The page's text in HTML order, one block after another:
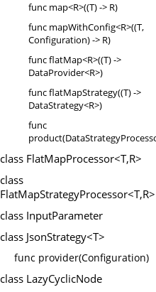
func map<R>((T) -> R)
func mapWithConfig<R>((T,
Configuration) -> R)
func flatMap<R>((T) ->
DataProvider<R>)
func flatMapStrategy((T) ->
DataStrategy<R>)
func
class FlatMapProcessor<T,R>
class
FlatMapStrategyProcessor<T,R>
class InputParameter
class JsonStrategy<T>
func provider(Configuration)
class LazyCyclicNode